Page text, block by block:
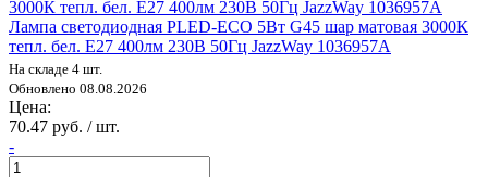
Лампа светодиодная PLED-ECO 5Вт G45 шар матовая 3000К
тепл. бел. E27 400лм 230В 50Гц JazzWay 1036957A
На складе 4 шт.
Обновлено 08.08.2026
Цена:
70.47 руб. / шт.
-